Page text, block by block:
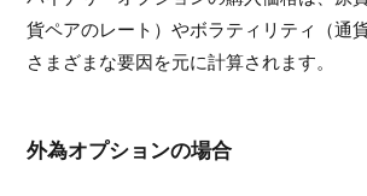
貨ペアのレート）やボラティリティ（通
さまざまな要因を元に計算されます。
外為オプションの場合